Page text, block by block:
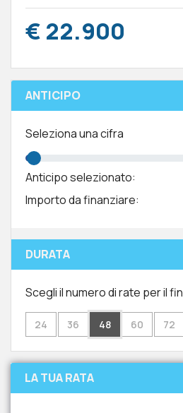
€ 22.900
ANTICIPO
Seleziona una cifra
Anticipo selezionato:
Importo da finanziare:
DURATA
Scegli il numero di rate per il
24 36 48 60 72
LA TUA RATA